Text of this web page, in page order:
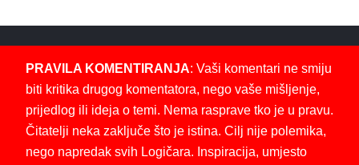
PRAVILA KOMENTIRANJA: Vaši komentari ne smiju
biti kritika drugog komentatora, nego vaše mišljenje,
prijedlog ili ideja o temi. Nema rasprave tko je u pravu.
Čitatelji neka zaključe što je istina. Cilj nije polemika,
nego napredak svih Logičara. Inspiracija, umjesto